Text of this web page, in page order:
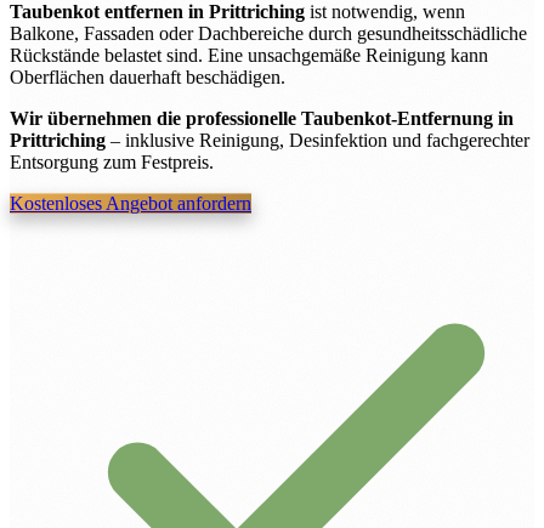
Taubenkot entfernen in Prittriching ist notwendig, wenn
Balkone, Fassaden oder Dachbereiche durch gesundheitsschädliche
Rückstände belastet sind. Eine unsachgemäße Reinigung kann
Oberflächen dauerhaft beschädigen.
Wir übernehmen die professionelle Taubenkot-Entfernung in
Prittriching– inklusive Reinigung, Desinfektion und fachgerechter
Entsorgung zum Festpreis.
Kostenloses Angebot anfordern